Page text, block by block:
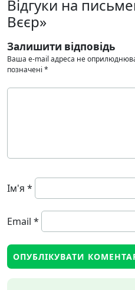
Відгуки на
Вєєр»
Залишити відповідь
Ваша e-mail адреса не
позначені *
Ім'я *
Email *